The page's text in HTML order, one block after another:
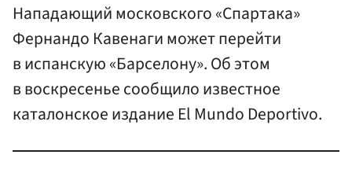
Нападающий московского «Спартака»
Фернандо Кавенаги может перейти
в испанскую «Барселону». Об этом
в воскресенье сообщило известное
каталонское издание El Mundo Deportivo.